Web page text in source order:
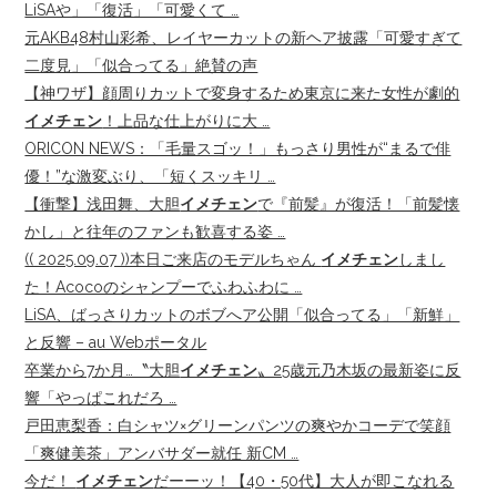
LiSAや」「復活」「可愛くて …
元AKB48村山彩希、レイヤーカットの新ヘア披露「可愛すぎて
二度見」「似合ってる」絶賛の声
【神ワザ】顔周りカットで変身するため東京に来た女性が劇的
イメチェン ！上品な仕上がりに大 …
ORICON NEWS：「毛量スゴッ！」もっさり男性が“まるで俳
優！”な激変ぶり、「短くスッキリ …
【衝撃】浅田舞、大胆イメチェンで『前髪』が復活！「前髪懐
かし」と往年のファンも歓喜する姿 …
(( 2025.09.07 ))本日ご来店のモデルちゃん イメチェンしまし
た！Acocoのシャンプーでふわふわに …
LiSA、ばっさりカットのボブへア公開「似合ってる」「新鮮」
と反響 – au Webポータル
卒業から7か月…〝大胆イメチェン〟25歳元乃木坂の最新姿に反
響「やっぱこれだろ …
戸田恵梨香：白シャツ×グリーンパンツの爽やかコーデで笑顔
「爽健美茶」アンバサダー就任 新CM …
今だ！ イメチェンだーーッ！【40・50代】大人が即こなれる